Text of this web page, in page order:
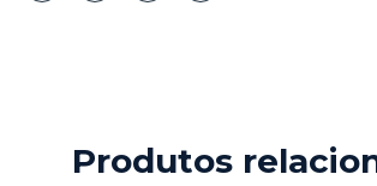
Produtos